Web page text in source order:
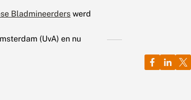
Bladmineerders werd
(UvA) en nu